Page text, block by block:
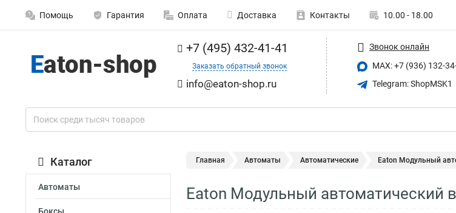
Помощь Гарантия Оплата Доставка Контакты 10.00 - 18.00
+7 (495) 432-41-41
Заказать обратный звонок
info@eaton-shop.ru
Звонок онлайн
MAX: +7 (936) 132-
Telegram: ShopMSK1
Каталог
Автоматы
Главная Автоматы Автоматические Eaton Модульный
Eaton Модульный автоматический